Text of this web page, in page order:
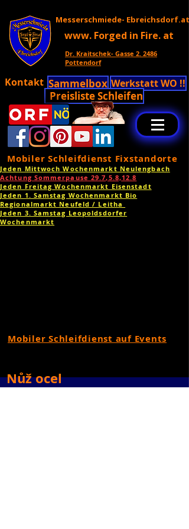
Messerschmiede- Ebreichsdorf.at
www. Forged in Fire. at
Dr. Kraitschek- Gasse 2. 2486
Pottendorf
Kontakt Sammelbox Werkstatt WO !!
Preisliste Schleifen
Mobiler Schleifdienst Fixstandorte
Jeden Mittwoch Wochenmarkt Neulengbach
Achtung Sommerpause 29.7,5.8,12.8
Jeden Freitag Wochenmarkt Eisenstadt
Jeden 1. Samstag Wochenmarkt Bio
Regionalmarkt Neufeld / Leitha
Jeden 3. Samstag Leopoldsdorfer
Wochenmarkt
Mobiler Schleifdienst auf Events
Nůž ocel